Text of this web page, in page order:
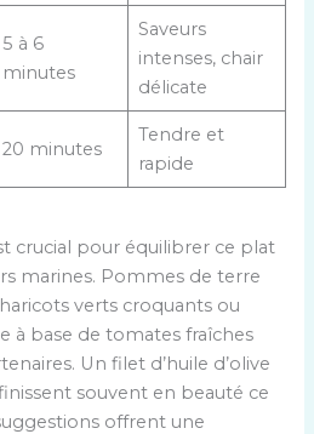
5 à 6
minutes
Saveurs
intenses, chair
délicate
20 minutes
Tendre et
rapide
crucial pour équilibrer ce plat
marines. Pommes de terre
verts croquants ou
à base de tomates fraîches
Un filet d’huile d’olive
souvent en beauté ce
offrent une